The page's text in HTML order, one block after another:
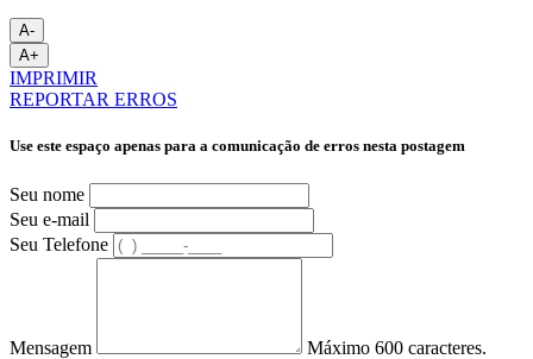
A-
A+
IMPRIMIR
REPORTAR ERROS
Use este espaço apenas para a comunicação de erros nesta postagem
Seu nome
Seu e-mail
Seu Telefone
Mensagem Máximo 600 caracteres.